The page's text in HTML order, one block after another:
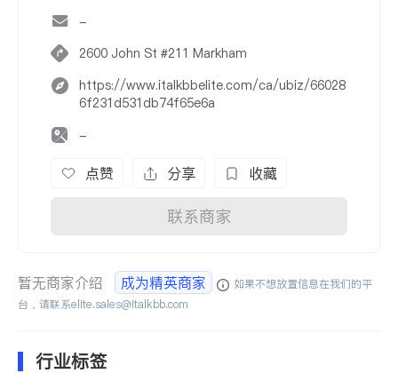
-
2600 John St #211 Markham
https://www.italkbbelite.com/ca/ubiz/66028
6f231d531db74f65e6a
-
点赞 分享 收藏
联系商家
暂无商家介绍 成为精英商家
如果不想放置信息在我们的平
台，请联系elite.sales@italkbb.com
行业标签